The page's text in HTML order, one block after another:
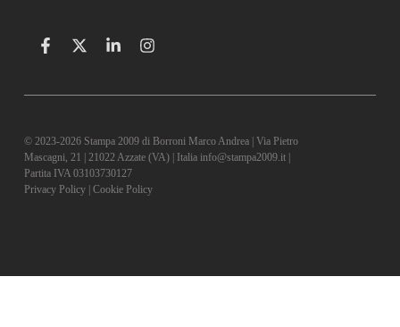
© 2023-2026 Stampa 2009 di Borroni Marco Andrea | Via Pietro
Mascagni, 21 | 21022 Azzate (VA) | Italia info@stampa2009.it |
Partita IVA 03103730127
Privacy Policy| Cookie Policy